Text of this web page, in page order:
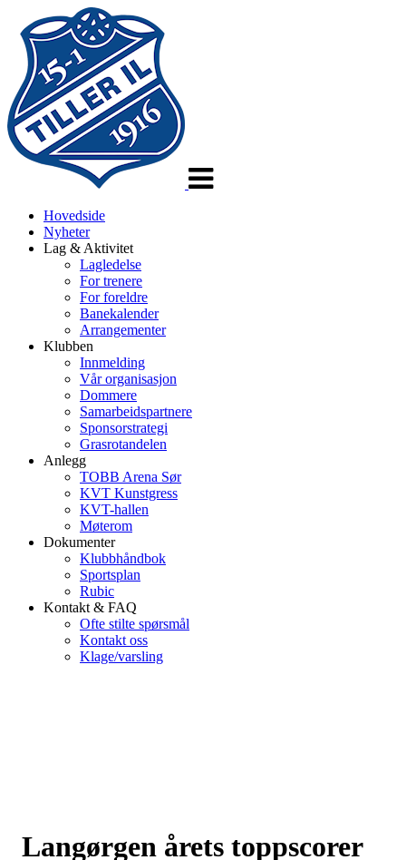
Hovedside
Nyheter
Lag & Aktivitet
Lagledelse
For trenere
For foreldre
Banekalender
Arrangementer
Klubben
Innmelding
Vår organisasjon
Dommere
Samarbeidspartnere
Sponsorstrategi
Grasrotandelen
Anlegg
TOBB Arena Sør
KVT Kunstgress
KVT-hallen
Møterom
Dokumenter
Klubbhåndbok
Sportsplan
Rubic
Kontakt & FAQ
Ofte stilte spørsmål
Kontakt oss
Klage/varsling
Langørgen årets toppscorer